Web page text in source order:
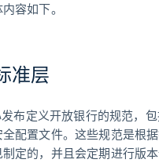
容如下。
准层
布定义开放银行的规范，
配置文件。这些规范是根
定的，并且会定期进行版